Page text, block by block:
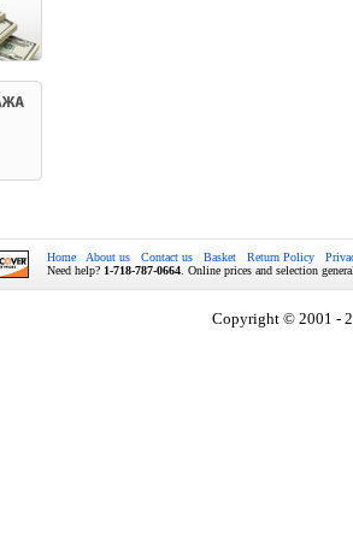
Home About us Contact us Basket Return Policy
Need help? 1-718-787-0664 . Online prices and selection
Copyright © 2001 -